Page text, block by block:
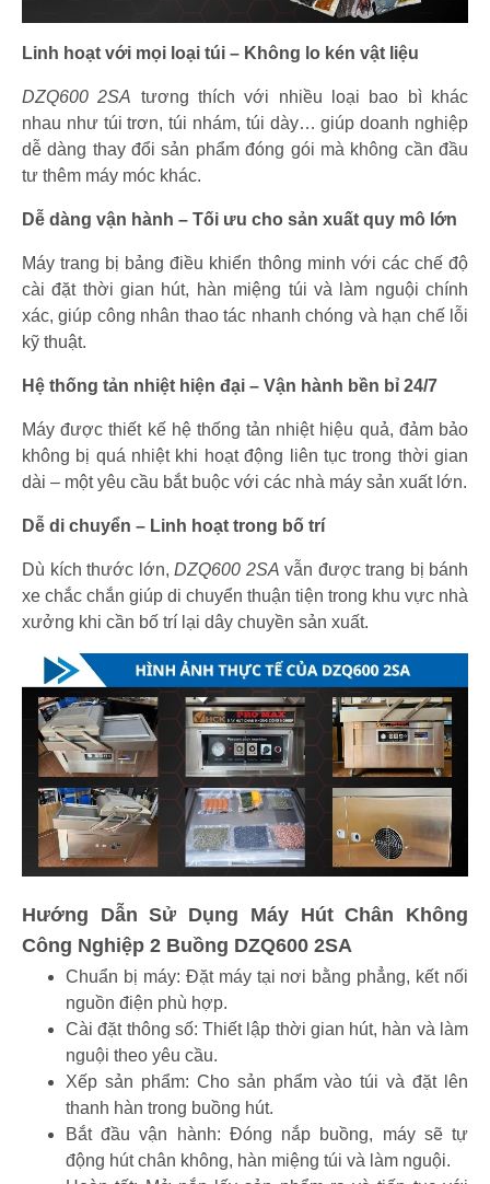
Linh hoạt với mọi loại túi – Không lo kén vật liệu
DZQ600 2SA tương thích với nhiều loại bao bì khác
nhau như túi trơn, túi nhám, túi dày… giúp doanh nghiệp
dễ dàng thay đổi sản phẩm đóng gói mà không cần đầu
tư thêm máy móc khác.
Dễ dàng vận hành – Tối ưu cho sản xuất quy mô lớn
Máy trang bị bảng điều khiển thông minh với các chế độ
cài đặt thời gian hút, hàn miệng túi và làm nguội chính
xác, giúp công nhân thao tác nhanh chóng và hạn chế lỗi
kỹ thuật.
Hệ thống tản nhiệt hiện đại – Vận hành bền bỉ 24/7
Máy được thiết kế hệ thống tản nhiệt hiệu quả, đảm bảo
không bị quá nhiệt khi hoạt động liên tục trong thời gian
dài – một yêu cầu bắt buộc với các nhà máy sản xuất lớn.
Dễ di chuyển – Linh hoạt trong bố trí
Dù kích thước lớn, DZQ600 2SA vẫn được trang bị bánh
xe chắc chắn giúp di chuyển thuận tiện trong khu vực nhà
xưởng khi cần bố trí lại dây chuyền sản xuất.
Hướng Dẫn Sử Dụng Máy Hút Chân Không
Công Nghiệp 2 Buồng DZQ600 2SA
Chuẩn bị máy: Đặt máy tại nơi bằng phẳng, kết nối
nguồn điện phù hợp.
Cài đặt thông số: Thiết lập thời gian hút, hàn và làm
nguội theo yêu cầu.
Xếp sản phẩm: Cho sản phẩm vào túi và đặt lên
thanh hàn trong buồng hút.
Bắt đầu vận hành: Đóng nắp buồng, máy sẽ tự
động hút chân không, hàn miệng túi và làm nguội.